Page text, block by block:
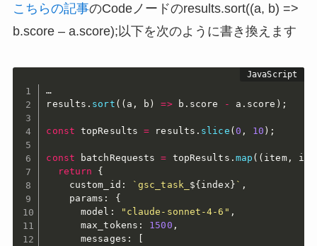
こちらの記事のCodeノードのresults.sort((a, b) =>
b.score – a.score);以下を次のように書き換えます
…
results . sort ( ( a , b ) => b . score - a . score ) ;
const topResults = results . slice ( 0 , 10 ) ;
const batchRequests = topResults . map ( ( item,
return
{
    custom_id
: `gsc_task_ ${ index } ` ,
    params
:
{
      model
: "claude-sonnet-4-6" ,
      max_tokens
: 1500 ,
      messages
: